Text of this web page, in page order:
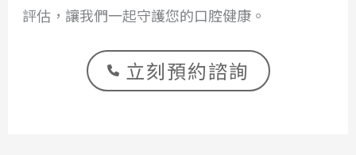
評估，讓我們一起守護您的口腔健康。
立刻預約諮詢